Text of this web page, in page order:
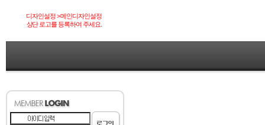
디자인설정 > 메인디자인설정
상단 로고를 등록하여 주세요.